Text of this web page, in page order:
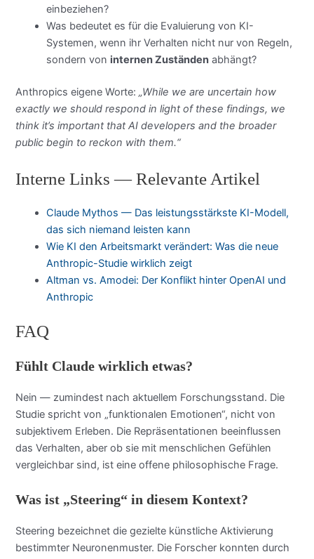
einbeziehen?
Was bedeutet es für die Evaluierung von KI-
Systemen, wenn ihr Verhalten nicht nur von Regeln,
sondern von internen Zuständen abhängt?
Anthropics eigene Worte:„While we are uncertain how
exactly we should respond in light of these findings, we
think it’s important that AI developers and the broader
public begin to reckon with them.“
Interne Links — Relevante Artikel
Claude Mythos — Das leistungsstärkste KI-Modell,
das sich niemand leisten kann
Wie KI den Arbeitsmarkt verändert: Was die neue
Anthropic-Studie wirklich zeigt
Altman vs. Amodei: Der Konflikt hinter OpenAI und
Anthropic
FAQ
Fühlt Claude wirklich etwas?
Nein — zumindest nach aktuellem Forschungsstand. Die
Studie spricht von „funktionalen Emotionen“, nicht von
subjektivem Erleben. Die Repräsentationen beeinflussen
das Verhalten, aber ob sie mit menschlichen Gefühlen
vergleichbar sind, ist eine offene philosophische Frage.
Was ist „Steering“ in diesem Kontext?
Steering bezeichnet die gezielte künstliche Aktivierung
bestimmter Neuronenmuster. Die Forscher konnten durch